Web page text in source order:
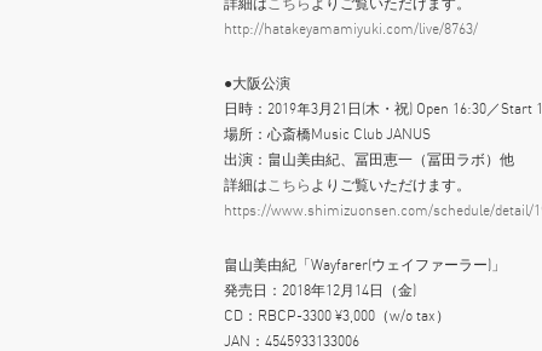
http://hatakeyamamiyuki.com/live/8763/
●大阪公演
日時：2019年3月21日(木・祝) Open 16:30／Start
場所：心斎橋Music Club JANUS
出演：畠山美由紀、冨田恵一（冨田ラボ）他
詳細はこちら よりご覧いただけます。
https://www.shimizuonsen.com/schedule/detail/
畠山美由紀「Wayfarer(ウェイファーラー)」
発売日：2018年12月14日（金)
CD：RBCP-3300 ¥3,000（w/o tax）
JAN：4545933133006